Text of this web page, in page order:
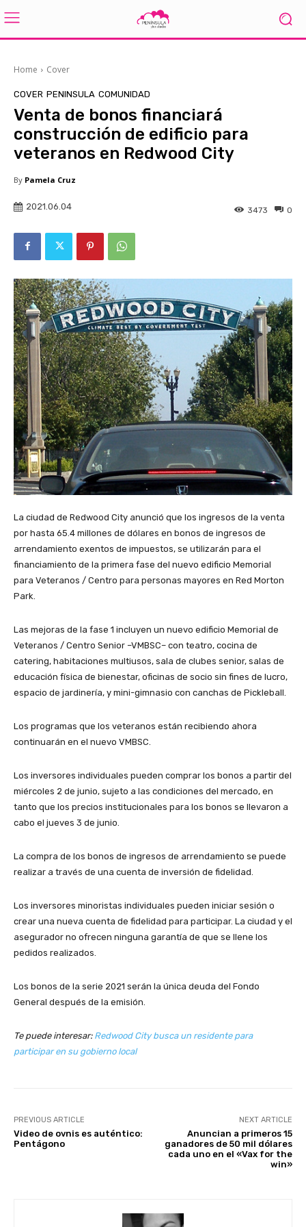
Home Cover
COVER PENINSULA COMUNIDAD
Venta de bonos financiará
construcción de edificio para
veteranos en Redwood City
By Pamela Cruz
2021.06.04 0
3473
La ciudad de Redwood City anunció que los ingresos de la venta
por hasta 65.4 millones de dólares en bonos de ingresos de
arrendamiento exentos de impuestos, se utilizarán para el
financiamiento de la primera fase del nuevo edificio Memorial
para Veteranos / Centro para personas mayores en Red Morton
Park.
Las mejoras de la fase 1 incluyen un nuevo edificio Memorial de
Veteranos / Centro Senior –VMBSC– con teatro, cocina de
catering, habitaciones multiusos, sala de clubes senior, salas de
educación física de bienestar, oficinas de socio sin fines de lucro,
espacio de jardinería, y mini-gimnasio con canchas de Pickleball.
Los programas que los veteranos están recibiendo ahora
continuarán en el nuevo VMBSC.
Los inversores individuales pueden comprar los bonos a partir del
miércoles 2 de junio, sujeto a las condiciones del mercado, en
tanto que los precios institucionales para los bonos se llevaron a
cabo el jueves 3 de junio.
La compra de los bonos de ingresos de arrendamiento se puede
realizar a través de una cuenta de inversión de fidelidad.
Los inversores minoristas individuales pueden iniciar sesión o
crear una nueva cuenta de fidelidad para participar. La ciudad y el
asegurador no ofrecen ninguna garantía de que se llene los
pedidos realizados.
Los bonos de la serie 2021 serán la única deuda del Fondo
General después de la emisión.
Te puede interesar: Redwood City busca un residente para
participar en su gobierno local
PREVIOUS ARTICLE
Video de ovnis es auténtico:
Pentágono
NEXT ARTICLE
Anuncian a primeros 15
ganadores de 50 mil dólares
cada uno en el «Vax for the
win»